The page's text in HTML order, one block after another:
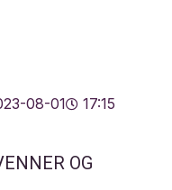
08-01 17:15
OG